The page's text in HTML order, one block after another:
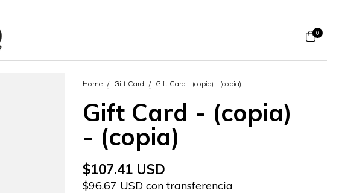
0
Home / Gift Card / Gift Card - (copia) - (copia)
Gift Card - (copia)
- (copia)
$107.41 USD
$96.67 USD con transferencia